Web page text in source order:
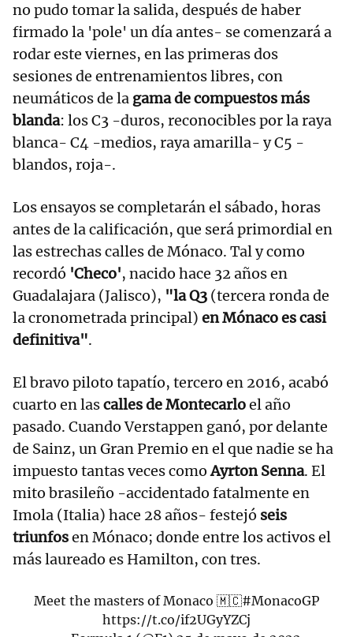
no pudo tomar la salida, después de haber
firmado la 'pole' un día antes- se comenzará a
rodar este viernes, en las primeras dos
sesiones de entrenamientos libres, con
neumáticos de la gama de compuestos más
blanda: los C3 -duros, reconocibles por la raya
blanca- C4 -medios, raya amarilla- y C5 -
blandos, roja-.
Los ensayos se completarán el sábado, horas
antes de la calificación, que será primordial en
las estrechas calles de Mónaco. Tal y como
recordó 'Checo', nacido hace 32 años en
Guadalajara (Jalisco), "la Q3 (tercera ronda de
la cronometrada principal) en Mónaco es casi
definitiva".
El bravo piloto tapatío, tercero en 2016, acabó
cuarto en lascalles de Montecarloel año
pasado. Cuando Verstappen ganó, por delante
de Sainz, un Gran Premio en el que nadie se ha
impuesto tantas veces comoAyrton Senna. El
mito brasileño -accidentado fatalmente en
Imola (Italia) hace 28 años- festejó seis
triunfosen Mónaco; donde entre los activos el
más laureado es Hamilton, con tres.
Meet the masters of Monaco 🇲🇨#MonacoGP
https://t.co/if2UGyYZCj